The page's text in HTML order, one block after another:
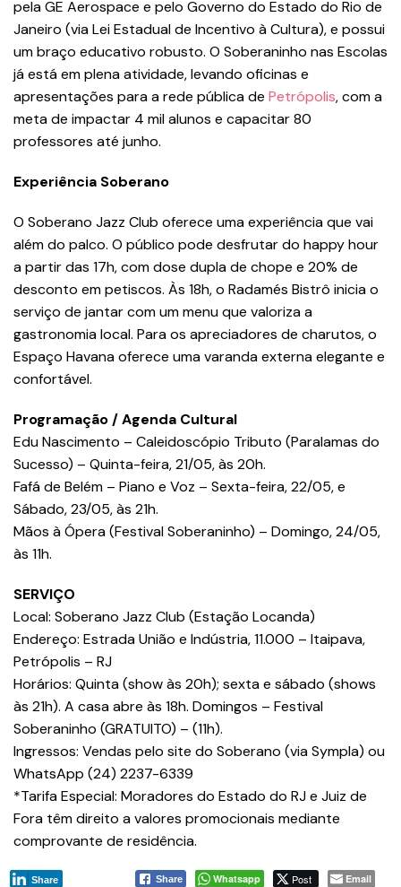
pela GE Aerospace e pelo Governo do Estado do Rio de
Janeiro (via Lei Estadual de Incentivo à Cultura), e possui
um braço educativo robusto. O Soberaninho nas Escolas
já está em plena atividade, levando oficinas e
apresentações para a rede pública de Petrópolis, com a
meta de impactar 4 mil alunos e capacitar 80
professores até junho.
Experiência Soberano
O Soberano Jazz Club oferece uma experiência que vai
além do palco. O público pode desfrutar do happy hour
a partir das 17h, com dose dupla de chope e 20% de
desconto em petiscos. Às 18h, o Radamés Bistrô inicia o
serviço de jantar com um menu que valoriza a
gastronomia local. Para os apreciadores de charutos, o
Espaço Havana oferece uma varanda externa elegante e
confortável.
Programação / Agenda Cultural
Edu Nascimento – Caleidoscópio Tributo (Paralamas do
Sucesso) – Quinta-feira, 21/05, às 20h.
Fafá de Belém – Piano e Voz – Sexta-feira, 22/05, e
Sábado, 23/05, às 21h.
Mãos à Ópera (Festival Soberaninho) – Domingo, 24/05,
às 11h.
SERVIÇO
Local: Soberano Jazz Club (Estação Locanda)
Endereço: Estrada União e Indústria, 11.000 – Itaipava,
Petrópolis – RJ
Horários: Quinta (show às 20h); sexta e sábado (shows
às 21h). A casa abre às 18h. Domingos – Festival
Soberaninho (GRATUITO) – (11h).
Ingressos: Vendas pelo site do Soberano (via Sympla) ou
WhatsApp (24) 2237-6339
*Tarifa Especial: Moradores do Estado do RJ e Juiz de
Fora têm direito a valores promocionais mediante
comprovante de residência.
Share Whatsapp Post Email
Share